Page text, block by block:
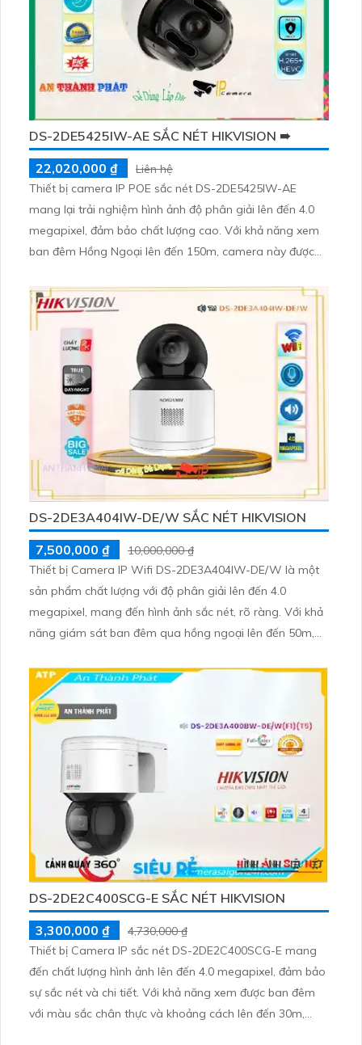
DS-2DE5425IW-AE SẮC NÉT HIKVISION ➠
22,020,000 ₫
Liên hệ
Thiết bị camera IP POE sắc nét DS-2DE5425IW-AE
mang lại trải nghiệm hình ảnh độ phân giải lên đến 4.0
megapixel, đảm bảo chất lượng cao. Với khả năng xem
ban đêm Hồng Ngoại lên đến 150m, camera này được
lượng. Thiết bị Starlight cho phép lắp đặt camera tại các
gia đình, căn hộ mà không cần lo lắng về ánh sáng yếu
DS-2DE3A404IW-DE/W SẮC NÉT HIKVISION
7,500,000 ₫
10,000,000 ₫
Thiết bị Camera IP Wifi DS-2DE3A404IW-DE/W là một
sản phẩm chất lượng với độ phân giải lên đến 4.0
megapixel, mang đến hình ảnh sắc nét, rõ ràng. Với khả
năng giám sát ban đêm qua hồng ngoại lên đến 50m,
IP Wifi hiện đại, không bị giảm chất lượng dù kết nối từ
xa
DS-2DE2C400SCG-E SẮC NÉT HIKVISION
3,300,000 ₫
4,730,000 ₫
Thiết bị Camera IP sắc nét DS-2DE2C400SCG-E mang
đến chất lượng hình ảnh lên đến 4.0 megapixel, đảm bảo
sự sắc nét và chi tiết. Với khả năng xem được ban đêm
với màu sắc chân thực và khoảng cách lên đến 30m,